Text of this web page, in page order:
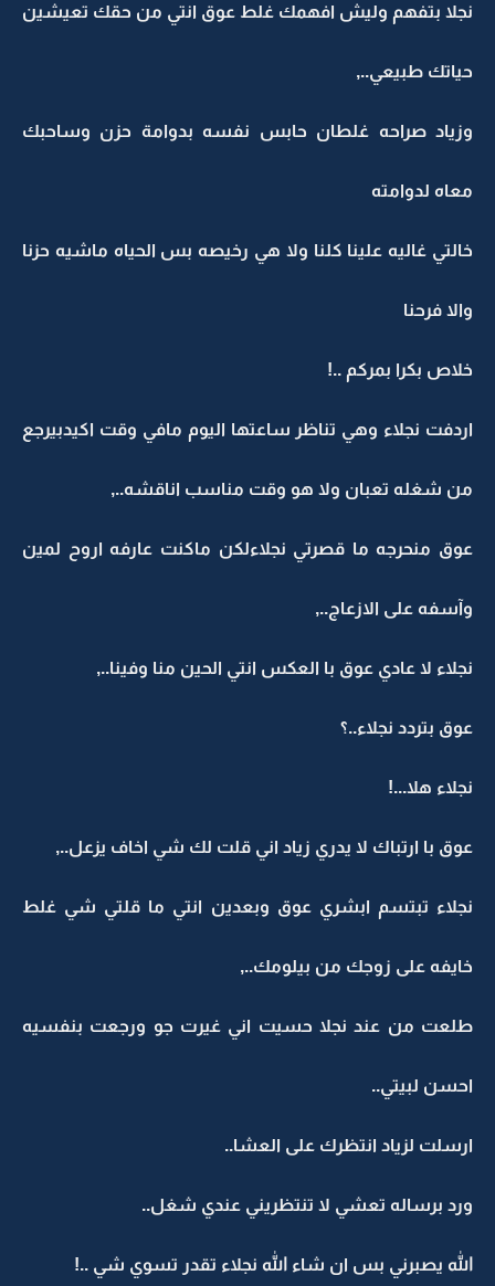
نجلا بتفهم وليش افهمك غلط عوق انتي من حقك تعيشين
حياتك طبيعي..,
وزياد صراحه غلطان حابس نفسه بدوامة حزن وساحبك
معاه لدوامته
خالتي غاليه علينا كلنا ولا هي رخيصه بس الحياه ماشيه حزنا
والا فرحنا
خلاص بكرا بمركم ..!
اردفت نجلاء وهي تناظر ساعتها اليوم مافي وقت اكيدبيرجع
من شغله تعبان ولا هو وقت مناسب اناقشه..,
عوق منحرجه ما قصرتي نجلاءلكن ماكنت عارفه اروح لمين
وآسفه على الازعاج..,
نجلاء لا عادي عوق با العكس انتي الحين منا وفينا..,
عوق بتردد نجلاء..؟
نجلاء هلا...!
عوق با ارتباك لا يدري زياد اني قلت لك شي اخاف يزعل..,
نجلاء تبتسم ابشري عوق وبعدين انتي ما قلتي شي غلط
خايفه على زوجك من بيلومك..,
طلعت من عند نجلا حسيت اني غيرت جو ورجعت بنفسيه
احسن لبيتي..
ارسلت لزياد انتظرك على العشا..
ورد برساله تعشي لا تنتظريني عندي شغل..
الله يصبرني بس ان شاء الله نجلاء تقدر تسوي شي ..!